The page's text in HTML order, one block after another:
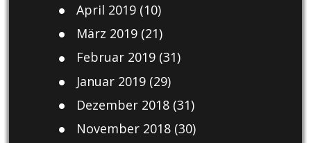
April 2019(10)
März 2019(21)
Februar 2019(31)
Januar 2019(29)
Dezember 2018(31)
November 2018(30)